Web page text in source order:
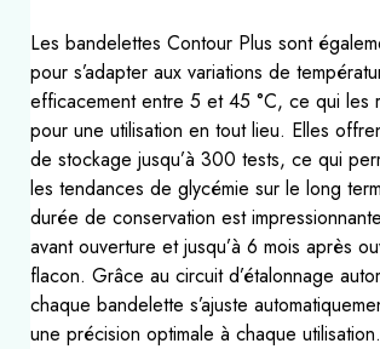
Les bandelettes Contour Plus sont
pour s’adapter aux variations de
efficacement entre 5 et 45 °C, ce qui les
pour une utilisation en tout lieu. Elles
de stockage jusqu’à 300 tests, ce qui
les tendances de glycémie sur le long
durée de conservation est
avant ouverture et jusqu’à 6 mois après
flacon. Grâce au circuit d’étalonnage
chaque bandelette s’ajuste
une précision optimale à chaque utilisation.